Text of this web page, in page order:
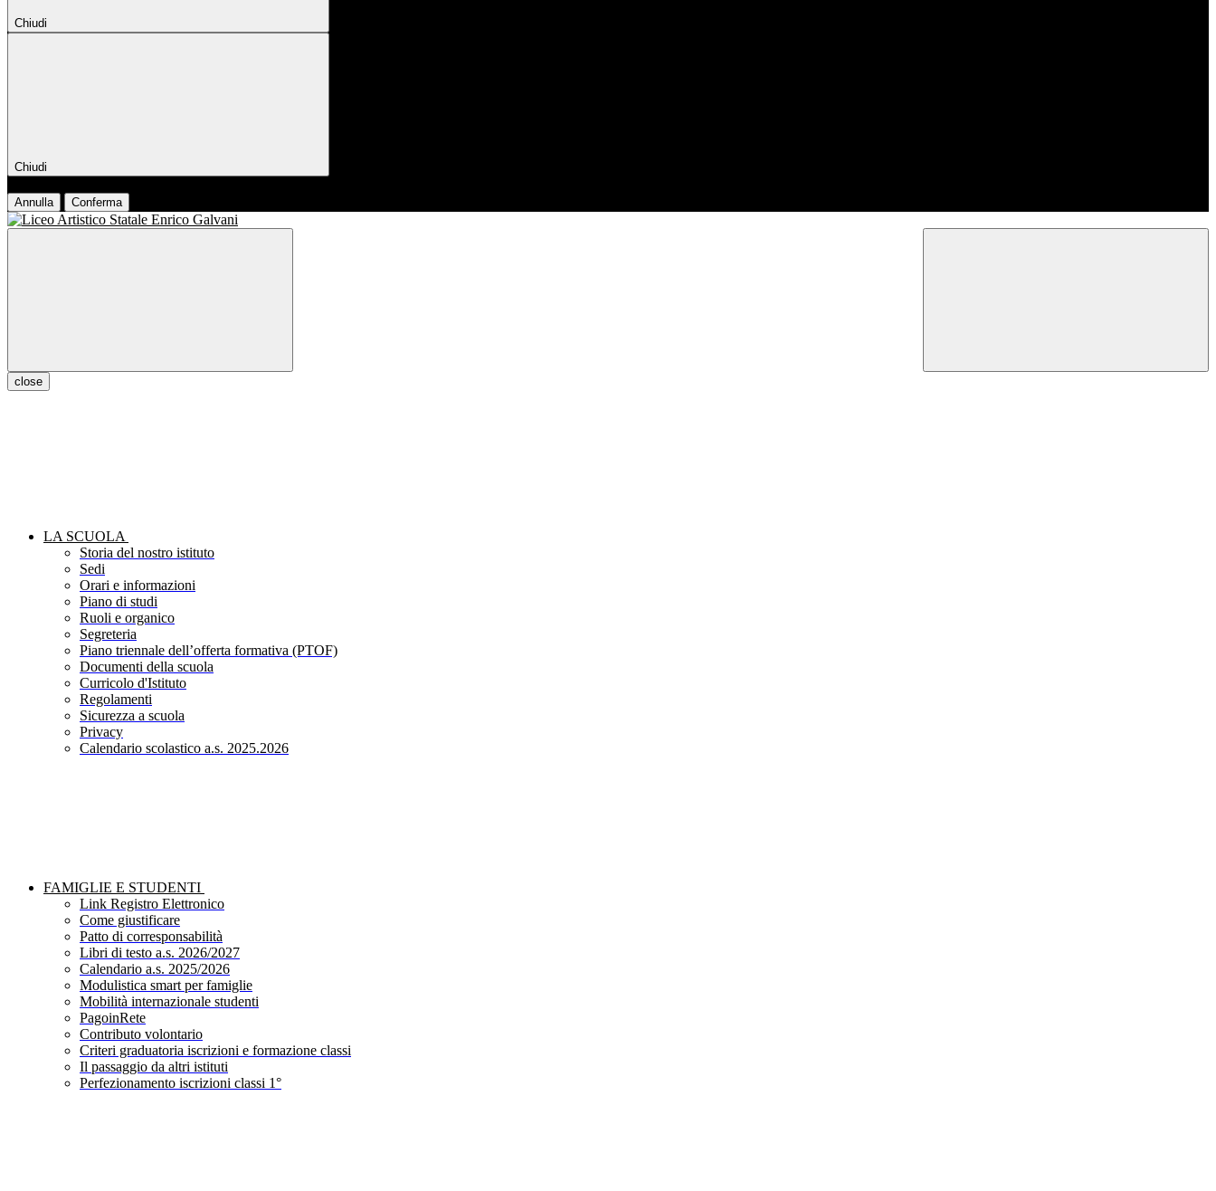
Chiudi
Chiudi
Annulla Conferma
close
LA SCUOLA
Storia del nostro istituto
Sedi
Orari e informazioni
Piano di studi
Ruoli e organico
Segreteria
Piano triennale dell’offerta formativa (PTOF)
Documenti della scuola
Curricolo d'Istituto
Regolamenti
Sicurezza a scuola
Privacy
Calendario scolastico a.s. 2025.2026
FAMIGLIE E STUDENTI
Link Registro Elettronico
Come giustificare
Patto di corresponsabilità
Libri di testo a.s. 2026/2027
Calendario a.s. 2025/2026
Modulistica smart per famiglie
Mobilità internazionale studenti
PagoinRete
Contributo volontario
Criteri graduatoria iscrizioni e formazione classi
Il passaggio da altri istituti
Perfezionamento iscrizioni classi 1°